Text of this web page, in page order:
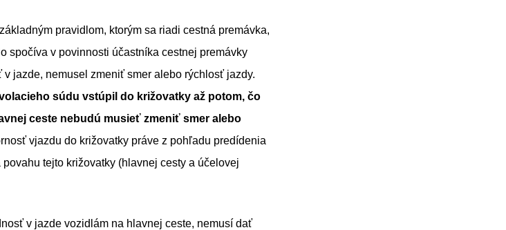
pravidlom, ktorým sa riadi cestná premávka,
spočíva v povinnosti účastníka cestnej premávky
jazde, nemusel zmeniť smer alebo rýchlosť jazdy.
súdu vstúpil do križovatky až potom, čo
ceste nebudú musieť zmeniť smer alebo
vjazdu do križovatky práve z pohľadu predídenia
tejto križovatky (hlavnej cesty a účelovej
v jazde vozidlám na hlavnej ceste, nemusí dať